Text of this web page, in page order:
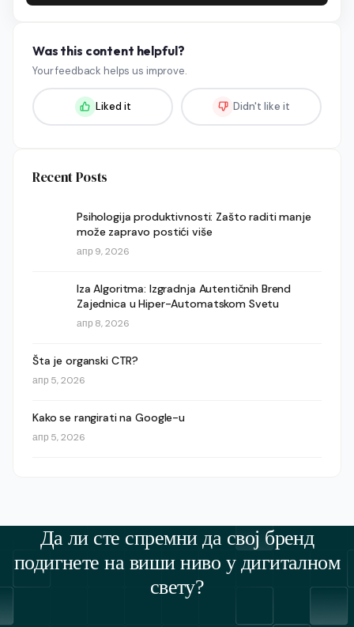
Was this content helpful?
Your feedback helps us improve.
Liked it Didn't like it
Recent Posts
Psihologija produktivnosti: Zašto raditi manje
može zapravo postići više
апр 9, 2026
Iza Algoritma: Izgradnja Autentičnih Brend
Zajednica u Hiper-Automatskom Svetu
апр 8, 2026
Šta je organski CTR?
апр 5, 2026
Kako se rangirati na Google-u
апр 5, 2026
Да ли сте спремни да свој бренд
подигнете на виши ниво у дигиталном
свету?